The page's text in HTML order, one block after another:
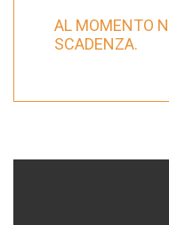
AL MOMENTO
SCADENZA.